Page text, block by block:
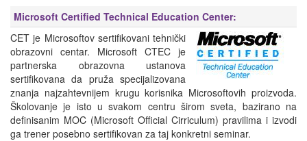
Microsoft Certified Technical Education Center:
CET je Microsoftov sertifikovani tehnički
obrazovni centar. Microsoft CTEC je
partnerska obrazovna ustanova
sertifikovana da pruža specijalizovana
znanja najzahtevnijem krugu korisnika Microsoftovih proizvoda.
Školovanje je isto u svakom centru širom sveta, bazirano na
definisanim MOC (Microsoft Official Cirriculum) pravilima i izvodi
ga trener posebno sertifikovan za taj konkretni seminar.